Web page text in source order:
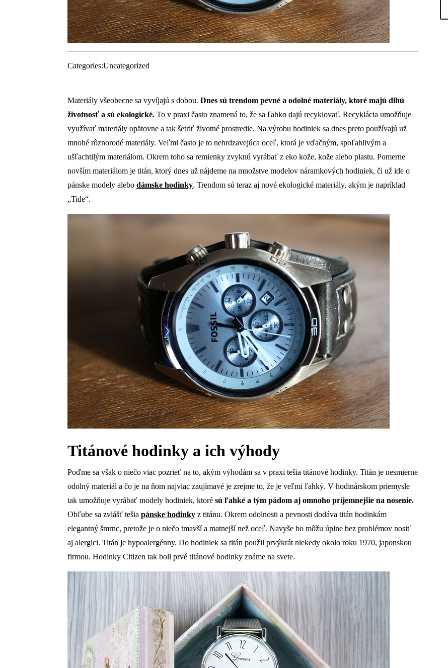
Categories:Uncategorized
Materiály všeobecne sa vyvíjajú s dobou. Dnes sú trendom pevné a odolné materiály, ktoré majú dlhú
životnosť a sú ekologické. To v praxi často znamená to, že sa ľahko dajú recyklovať. Recyklácia umožňuje
využívať materiály opätovne a tak šetriť životné prostredie. Na výrobu hodiniek sa dnes preto používajú už
mnohé rôznorodé materiály. Veľmi často je to nehrdzavejúca oceľ, ktorá je vďačným, spoľahlivým a
ušľachtilým materiálom. Okrem toho sa remienky zvyknú vyrábať z eko kože, kože alebo plastu. Pomerne
novším materiálom je titán, ktorý dnes už nájdeme na množstve modelov náramkových hodiniek, či už ide o
pánske modely alebo dámske hodinky. Trendom sú teraz aj nové ekologické materiály, akým je napríklad
„Tide“.
Titánové hodinky a ich výhody
Poďme sa však o niečo viac pozrieť na to, akým výhodám sa v praxi tešia titánové hodinky. Titán je nesmierne
odolný materiál a čo je na ňom najviac zaujímavé je zrejme to, že je veľmi ľahký. V hodinárskom priemysle
tak umožňuje vyrábať modely hodiniek, ktoré sú ľahké a tým pádom aj omnoho príjemnejšie na nosenie.
Obľube sa zvlášť tešia pánske hodinky z titánu. Okrem odolnosti a pevnosti dodáva titán hodinkám
elegantný šmrnc, pretože je o niečo tmavší a matnejší než oceľ. Navyše ho môžu úplne bez problémov nosiť
aj alergici. Titán je hypoalergénny. Do hodiniek sa titán použil prvýkrát niekedy okolo roku 1970, japonskou
firmou. Hodinky Citizen tak boli prvé titánové hodinky známe na svete.